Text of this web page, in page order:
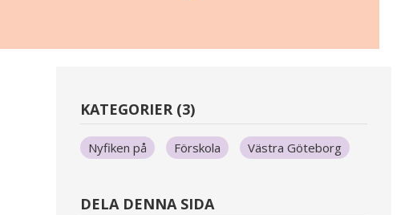
KATEGORIER (3)
Nyfiken på Förskola Västra Göteborg
DELA DENNA SIDA